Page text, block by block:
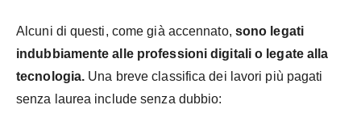
Alcuni di questi, come già accennato, sono legati
indubbiamente alle professioni digitali o legate alla
tecnologia. Una breve classifica dei lavori più pagati
senza laurea include senza dubbio: